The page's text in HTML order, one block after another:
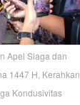
Apel Siaga dan
1447 H, Kerahkan
Kondusivitas